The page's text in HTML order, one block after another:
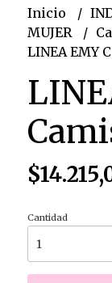
Inicio
MUJER
LINEA EMY
Cantidad